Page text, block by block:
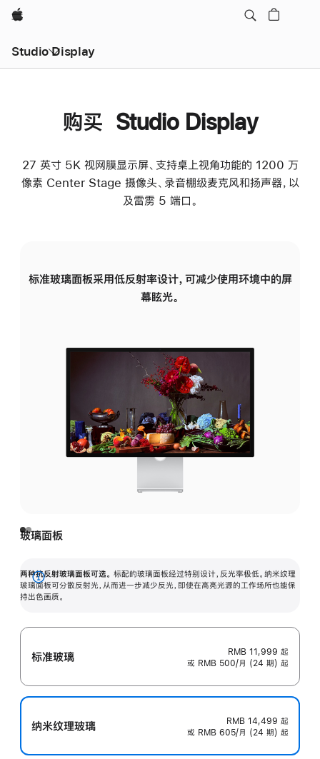
Apple
Studio Display
购买 Studio Display
27 英寸 5K 视网膜显示屏、支持桌上视角功能的 1200 万
像素 Center Stage 摄像头、录音棚级麦克风和扬声器，以
及雷雳 5 端口。
标准玻璃面板采用低反射率设计，可减少使用环境中的屏
幕眩光。
玻璃面板
两种抗反射玻璃面板可选。 标配的玻璃面板经过特别设计，反光率极低。纳米纹理
玻璃面板可分散反射光，从而进一步减少反光，即使在高亮光源的工作场所也能保
持出色画质。
展
开
标准玻璃 RMB 11,999 起
或 RMB 500/月 (24 期) 起
纳米纹理玻璃 RMB 14,499 起
或 RMB 605/月 (24 期) 起